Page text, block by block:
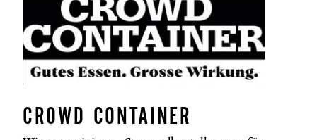
CROWD CONTAINER